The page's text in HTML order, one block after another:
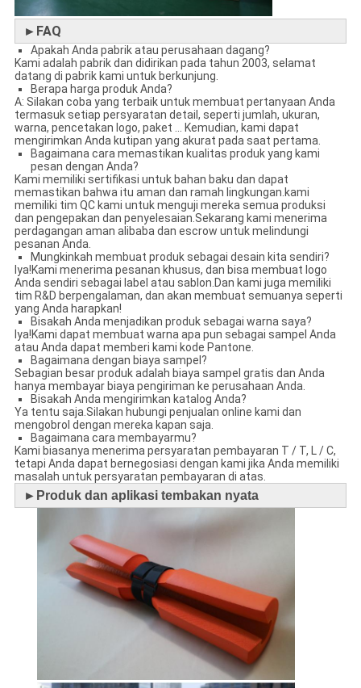
►FAQ
Apakah Anda pabrik atau perusahaan dagang?
Kami adalah pabrik dan didirikan pada tahun 2003, selamat
datang di pabrik kami untuk berkunjung.
Berapa harga produk Anda?
A: Silakan coba yang terbaik untuk membuat pertanyaan Anda
termasuk setiap persyaratan detail, seperti jumlah, ukuran,
warna, pencetakan logo, paket ... Kemudian, kami dapat
mengirimkan Anda kutipan yang akurat pada saat pertama.
Bagaimana cara memastikan kualitas produk yang kami
pesan dengan Anda?
Kami memiliki sertifikasi untuk bahan baku dan dapat
memastikan bahwa itu aman dan ramah lingkungan.kami
memiliki tim QC kami untuk menguji mereka semua produksi
dan pengepakan dan penyelesaian.Sekarang kami menerima
perdagangan aman alibaba dan escrow untuk melindungi
pesanan Anda.
Mungkinkah membuat produk sebagai desain kita sendiri?
Iya!Kami menerima pesanan khusus, dan bisa membuat logo
Anda sendiri sebagai label atau sablon.Dan kami juga memiliki
tim R&D berpengalaman, dan akan membuat semuanya seperti
yang Anda harapkan!
Bisakah Anda menjadikan produk sebagai warna saya?
Iya!Kami dapat membuat warna apa pun sebagai sampel Anda
atau Anda dapat memberi kami kode Pantone.
Bagaimana dengan biaya sampel?
Sebagian besar produk adalah biaya sampel gratis dan Anda
hanya membayar biaya pengiriman ke perusahaan Anda.
Bisakah Anda mengirimkan katalog Anda?
Ya tentu saja.Silakan hubungi penjualan online kami dan
mengobrol dengan mereka kapan saja.
Bagaimana cara membayarmu?
Kami biasanya menerima persyaratan pembayaran T / T, L / C,
tetapi Anda dapat bernegosiasi dengan kami jika Anda memiliki
masalah untuk persyaratan pembayaran di atas.
► Produk dan aplikasi tembakan nyata